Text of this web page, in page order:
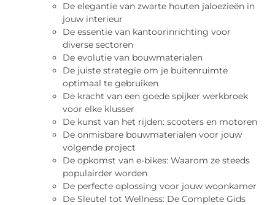
De elegantie van zwarte houten jaloezieën in
jouw interieur
De essentie van kantoorinrichting voor
diverse sectoren
De evolutie van bouwmaterialen
De juiste strategie om je buitenruimte
optimaal te gebruiken
De kracht van een goede spijker werkbroek
voor elke klusser
De kunst van het rijden: scooters en motoren
De onmisbare bouwmaterialen voor jouw
volgende project
De opkomst van e-bikes: Waarom ze steeds
populairder worden
De perfecte oplossing voor jouw woonkamer
De Sleutel tot Wellness: De Complete Gids